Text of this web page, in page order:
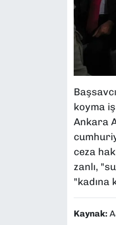
koyma
Ankara
ceza
zanlı,
"kadına
Kaynak: